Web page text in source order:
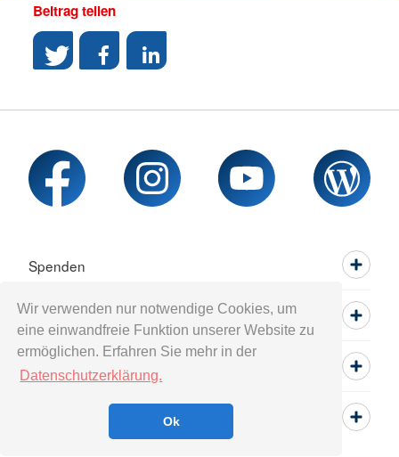
Wir verwenden nur notwendige Cookies, um
eine einwandfreie Funktion unserer Website zu
ermöglichen. Erfahren Sie mehr in der
Datenschutzerklärung.
Ok
Beitrag teilen
Spenden
Mitwirken
Informieren